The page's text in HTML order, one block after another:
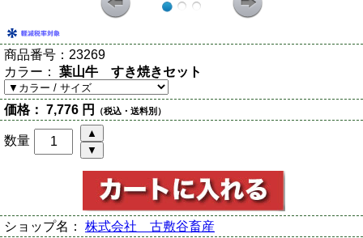
商品番号： 23269
カラー： 葉山牛 すき焼きセット
価格： 7,776 円 （税込・送料別）
数量
ショップ名： 株式会社 古敷谷畜産